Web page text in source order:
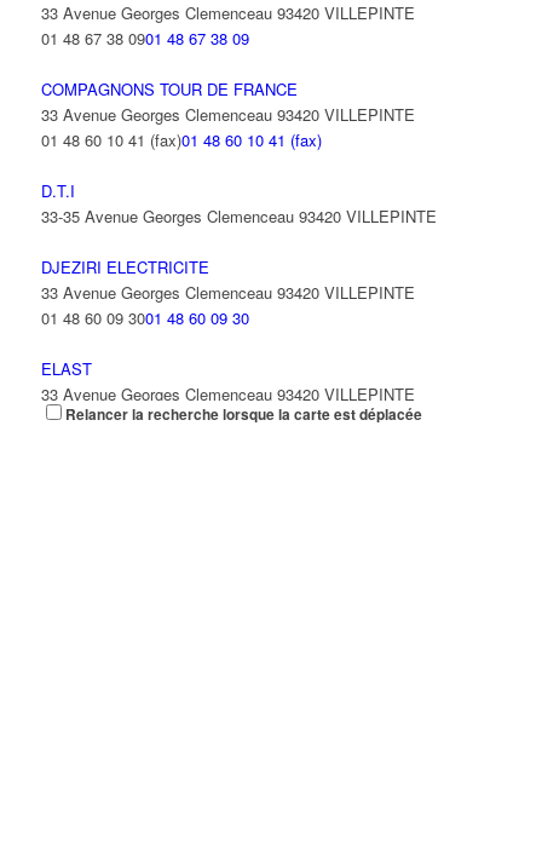
33 Avenue Georges Clemenceau 93420 VILLEPINTE
01 48 67 38 0901 48 67 38 09
COMPAGNONS TOUR DE FRANCE
33 Avenue Georges Clemenceau 93420 VILLEPINTE
01 48 60 10 41 (fax)01 48 60 10 41 (fax)
D.T.I
33-35 Avenue Georges Clemenceau 93420 VILLEPINTE
DJEZIRI ELECTRICITE
33 Avenue Georges Clemenceau 93420 VILLEPINTE
01 48 60 09 3001 48 60 09 30
ELAST
33 Avenue Georges Clemenceau 93420 VILLEPINTE
01 41 51 21 73 01 41 51 21 73
Relancer la recherche lorsque la carte est déplacée